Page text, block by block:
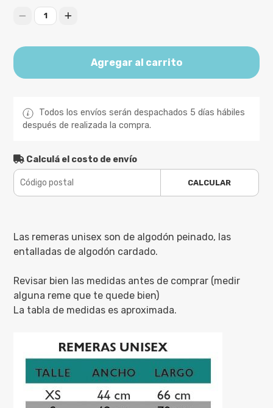
1
Agregar al carrito
Todos los envíos serán despachados 5 días hábiles
después de realizada la compra.
Calculá el costo de envío
CALCULAR
Las remeras unisex son de algodón peinado, las
entalladas de algodón cardado.
Revisar bien las medidas antes de comprar (medir
alguna reme que te quede bien)
La tabla de medidas es aproximada.